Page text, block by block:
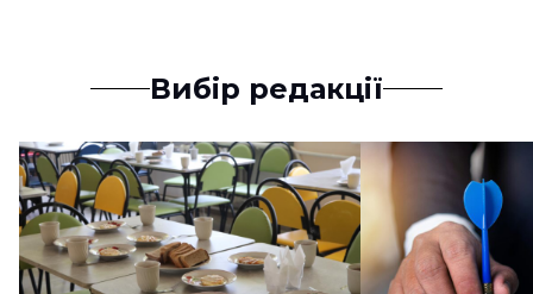
Вибір редакції